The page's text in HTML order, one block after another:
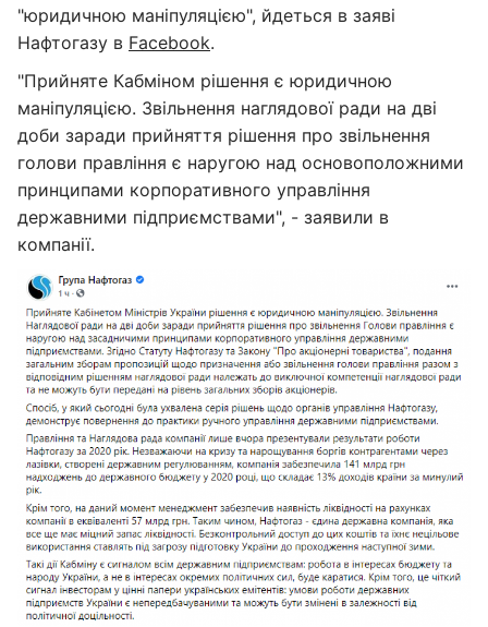
"юридичною маніпуляцією", йдеться в заяві
Нафтогазу в Facebook.
"Прийняте Кабміном рішення є юридичною
маніпуляцією. Звільнення наглядової ради на дві
доби заради прийняття рішення про звільнення
голови правління є наругою над основоположними
принципами корпоративного управління
державними підприємствами", - заявили в
компанії.